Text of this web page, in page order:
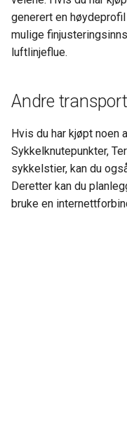
generert en
mulige
luftlinjeflue.
Andre
Hvis du har kjøpt noen
Sykkelknutepunkter,
sykkelstier, kan du
Deretter kan du
bruke en